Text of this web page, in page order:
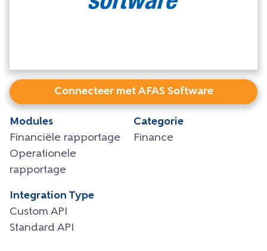
Connecteer met AFAS Software
Modules
Financiële rapportage
Operationele
rapportage
Categorie
Finance
Integration Type
Custom API
Standard API